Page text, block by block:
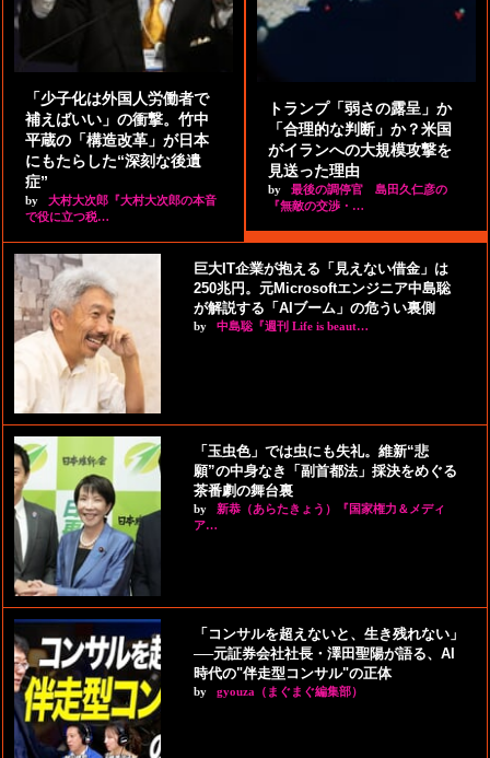
「少子化は外国人労働者で
補えばいい」の衝撃。竹中
平蔵の「構造改革」が日本
にもたらした“深刻な後遺
症”
by
大村大次郎『大村大次郎の本音
で役に立つ税…
トランプ「弱さの露呈」か
「合理的な判断」か？米国
がイランへの大規模攻撃を
見送った理由
by
最後の調停官 島田久仁彦の
『無敵の交渉・…
巨大IT企業が抱える「見えない借金」は
250兆円。元Microsoftエンジニア中島聡
が解説する「AIブーム」の危うい裏側
by 中島聡『週刊 Life is beaut…
「玉虫色」では虫にも失礼。維新“悲
願”の中身なき「副首都法」採決をめぐる
茶番劇の舞台裏
by
新恭（あらたきょう）『国家権力＆メディ
ア…
「コンサルを超えないと、生き残れない」
──元証券会社社長・澤田聖陽が語る、AI
時代の"伴走型コンサル"の正体
by gyouza（まぐまぐ編集部）